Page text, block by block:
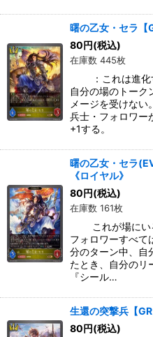
曙の乙女・セラ【
80円(税込)
在庫数 445枚
：これは進化す
自分の場のトーク
メージを受けな
兵士・フォロワー
+1する。
曙の乙女・セラ
《ロイヤル》
80円(税込)
在庫数 161枚
これが場にいる
フォロワーすべて
分のターン中、自
たとき、自分のリ
『シール…
生還の突撃兵【
80円(税込)